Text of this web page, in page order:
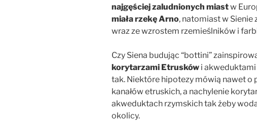
najgęściej zaludnionych miastw
miała rzekę Arno, natomiast w Sienie
wraz ze wzrostem rzemieślników i
Czy Siena budując “bottini”
korytarzami Etrusków i
tak. Niektóre hipotezy mówią nawet
kanałów etruskich, a nachylenie
akweduktach rzymskich tak żeby woda
okolicy.